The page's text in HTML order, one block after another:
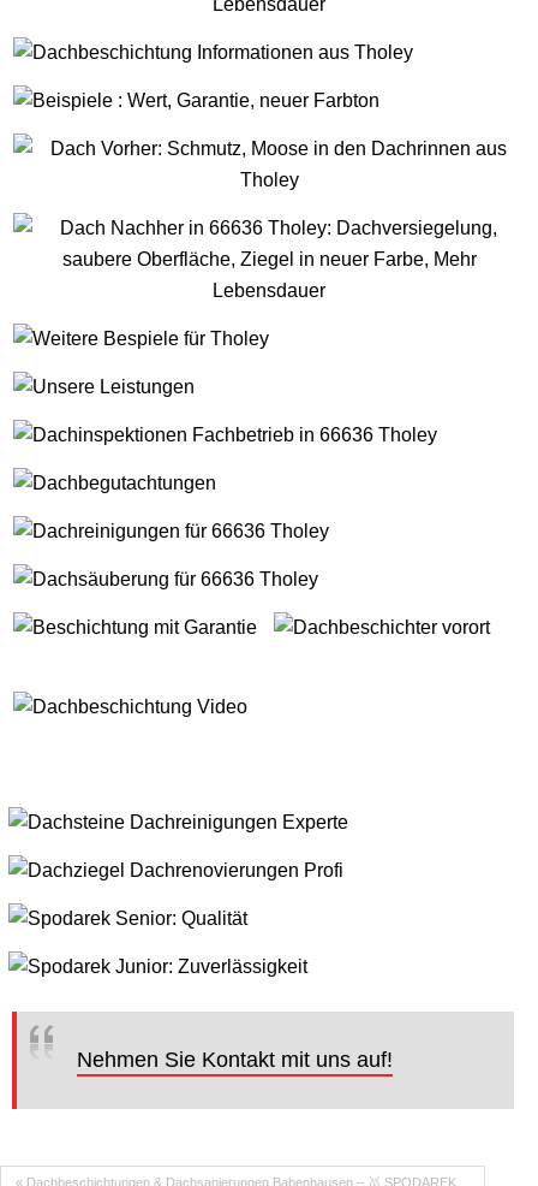
Nehmen Sie Kontakt mit uns auf!
« Dachbeschichtungen & Dachsanierungen Babenhausen – 🥇 SPODAREK…